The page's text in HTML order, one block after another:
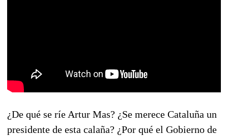
¿De qué se ríe Artur Mas? ¿Se merece Cataluña un
presidente de esta calaña? ¿Por qué el Gobierno de